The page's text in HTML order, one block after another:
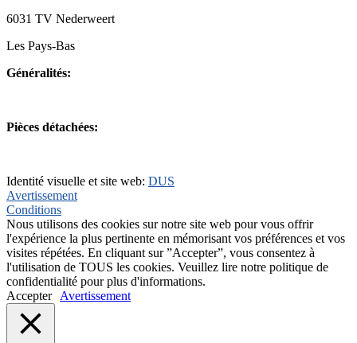
6031 TV Nederweert
Les Pays-Bas
Généralités:
Pièces détachées:
Identité visuelle et site web: DUS
Avertissement
Conditions
Nous utilisons des cookies sur notre site web pour vous offrir
l'expérience la plus pertinente en mémorisant vos préférences et vos
visites répétées. En cliquant sur ”Accepter”, vous consentez à
l'utilisation de TOUS les cookies. Veuillez lire notre politique de
confidentialité pour plus d'informations.
Accepter
Avertissement